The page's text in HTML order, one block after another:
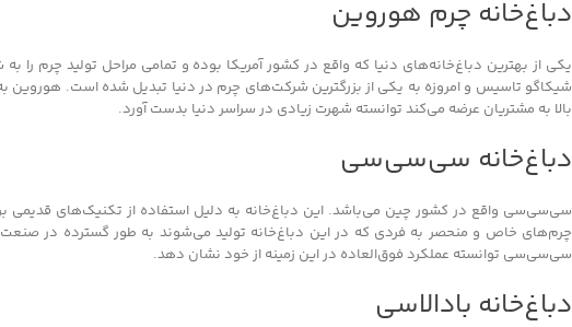
دباغ‌خانه چرم هوروین
شیکاگو تاسیس و امروزه به یکی از بزرگترین شرکت‌های چرم در دنیا تبدیل شده است. هوروین
بالا به مشتریان عرضه می‌کند توانسته شهرت زیادی در سراسر دنیا بدست آورد.
دباغ‌خانه سی‌سی‌سی
سی‌سی‌سی واقع در کشور چین می‌باشد. این دباغ‌خانه به دلیل استفاده از تکنیک‌های قدیمی
چرم‌های خاص و منحصر به فردی که در این دباغ‌خانه تولید می‌شوند به طور گسترده در صنعت
سی‌سی‌سی توانسته عملکرد فوق‌العاده در این زمینه از خود نشان دهد.
دباغ‌خانه بادالاسی